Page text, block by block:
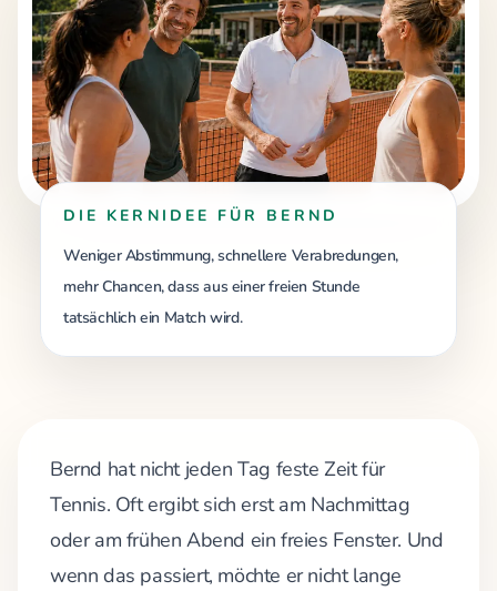
DIE KERNIDEE FÜR BERND
Weniger Abstimmung, schnellere Verabredungen,
mehr Chancen, dass aus einer freien Stunde
tatsächlich ein Match wird.
Bernd hat nicht jeden Tag feste Zeit für
Tennis. Oft ergibt sich erst am Nachmittag
oder am frühen Abend ein freies Fenster. Und
wenn das passiert, möchte er nicht lange